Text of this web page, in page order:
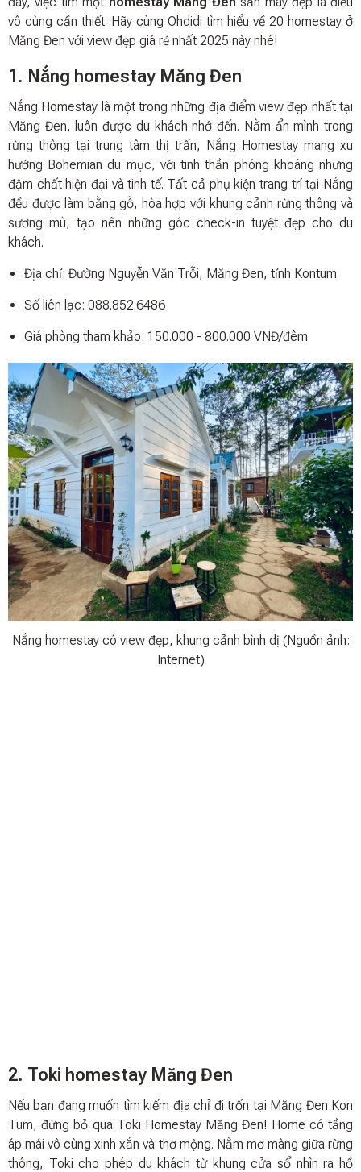
vô cùng cần thiết. Hãy cùng Ohdidi tìm hiểu về 20 homestay ở
Măng Đen với view đẹp giá rẻ nhất 2025 này nhé!
1. Nắng homestay Măng Đen
Nắng Homestay là một trong những địa điểm view đẹp nhất tại
Măng Đen, luôn được du khách nhớ đến. Nằm ẩn mình trong
rừng thông tại trung tâm thị trấn, Nắng Homestay mang xu
hướng Bohemian du mục, với tinh thần phóng khoáng nhưng
đậm chất hiện đại và tinh tế. Tất cả phụ kiện trang trí tại Nắng
đều được làm bằng gỗ, hòa hợp với khung cảnh rừng thông và
sương mù, tạo nên những góc check-in tuyệt đẹp cho du
khách.
Địa chỉ: Đường Nguyễn Văn Trỗi, Măng Đen, tỉnh Kontum
Số liên lạc: 088.852.6486
Giá phòng tham khảo: 150.000 - 800.000 VNĐ/đêm
Nắng homestay có view đẹp, khung cảnh bình dị (Nguồn ảnh:
Internet)
2. Toki homestay Măng Đen
Nếu bạn đang muốn tìm kiếm địa chỉ đi trốn tại Măng Đen Kon
Tum, đừng bỏ qua Toki Homestay Măng Đen! Home có tầng
áp mái vô cùng xinh xắn và thơ mộng. Nằm mơ màng giữa rừng
thông, Toki cho phép du khách từ khung cửa sổ nhìn ra hồ